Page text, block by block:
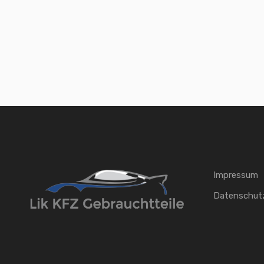
Impressum